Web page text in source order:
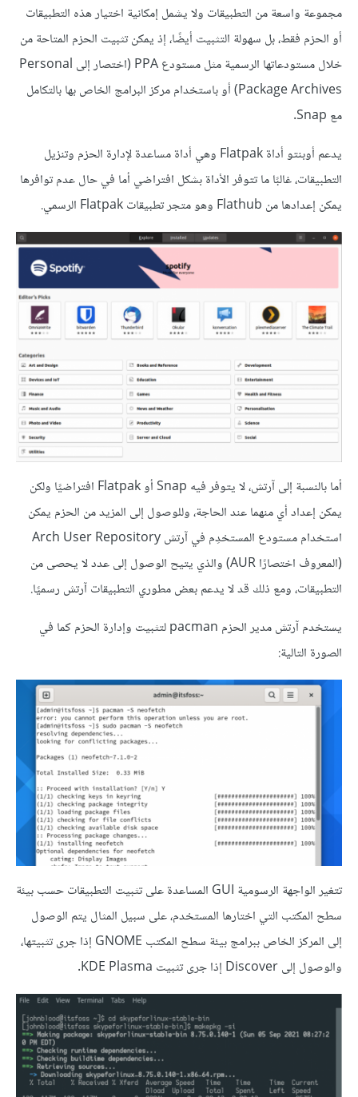
مجموعة واسعة من التطبيقات ولا يشمل إمكانية اختيار هذه التطبيقات
أو الحزم فقط، بل سهولة التثبيت أيضًا، إذ يمكن تثبيت الحزم المتاحة من
خلال مستودعاتها الرسمية مثل مستودع PPA (اختصار إلى Personal
Package Archives) أو باستخدام مركز البرامج الخاص بها بالتكامل
مع Snap.
يدعم أوبنتو أداة Flatpak وهي أداة مساعدة لإدارة الحزم وتنزيل
التطبيقات، غالبًا ما تتوفر الأداة بشكل افتراضي أما في حال عدم توافرها
يمكن إعدادها من Flathub وهو متجر تطبيقات Flatpak الرسمي.
أما بالنسبة إلى آرتش، لا يتوفر فيه Snap أو Flatpak افتراضيًا ولكن
يمكن إعداد أي منهما عند الحاجة، وللوصول إلى المزيد من الحزم يمكن
استخدام مستودع المستخدِم في آرتش Arch User Repository
(المعروف اختصارًا AUR) والذي يتيح الوصول إلى عدد لا يحصى من
التطبيقات، ومع ذلك قد لا يدعم بعض مطوري التطبيقات آرتش رسميًا.
يستخدم آرتش مدير الحزم pacman لتثبيت وإدارة الحزم كما في
الصورة التالية:
تتغير الواجهة الرسومية GUI المساعدة على تثبيت التطبيقات حسب بيئة
سطح المكتب التي اختارها المستخدم، على سبيل المثال يتم الوصول
إلى المركز الخاص ببرامج بيئة سطح المكتب GNOME إذا جرى تثبيتها،
والوصول إلى Discover إذا جرى تثبيت KDE Plasma.